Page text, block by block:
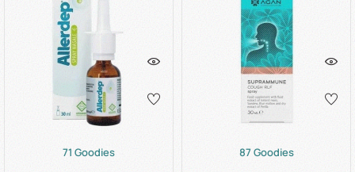
71 Goodies
87 Goodies